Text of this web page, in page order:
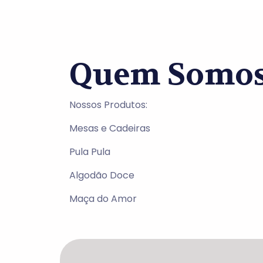
Quem
Nossos Produtos:
Mesas e Cadeiras
Pula Pula
Algodão Doce
Maça do Amor